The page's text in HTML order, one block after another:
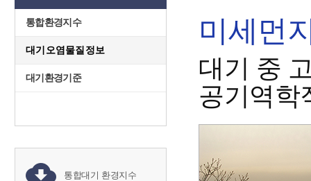
통합환경지수
대기오염물질정보
대기환경기준
통합대기 환경지수
미세먼
대기 중
공기역학